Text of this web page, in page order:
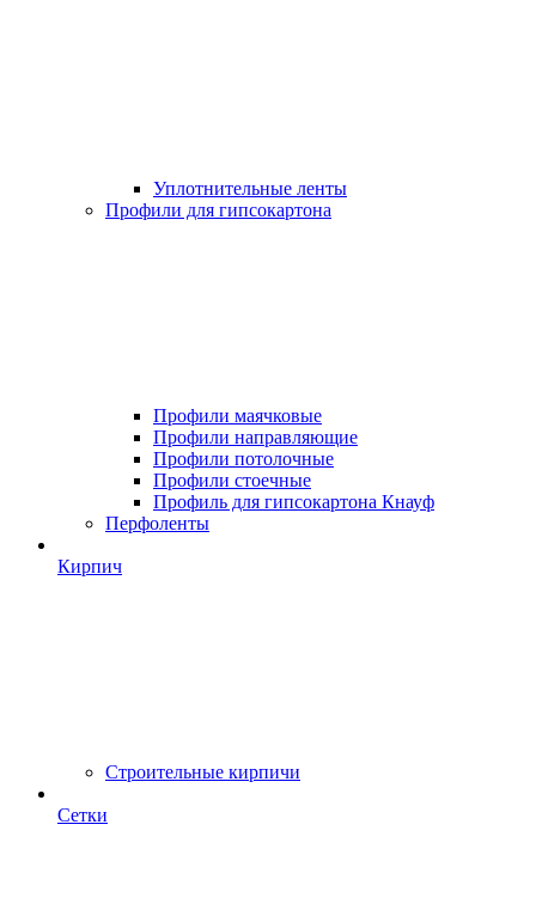
Уплотнительные ленты
Профили для гипсокартона
Профили маячковые
Профили направляющие
Профили потолочные
Профили стоечные
Профиль для гипсокартона Кнауф
Перфоленты
Кирпич
Строительные кирпичи
Сетки